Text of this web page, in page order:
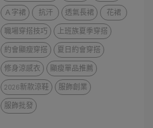
Ａ字裙
抗汗 透氣長裙
花裙
職場穿搭技巧
上班族夏季穿搭
約會顯瘦穿搭
夏日約會穿搭
修身涼感衣
顯瘦單品推薦
2026新款涼鞋
服飾創業
服飾批發